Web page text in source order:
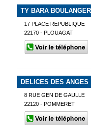
TY BARA
17 PLACE REPUBLIQUE
22170 - PLOUAGAT
DELICES DES ANGES
8 RUE GEN DE GAULLE
22120 - POMMERET